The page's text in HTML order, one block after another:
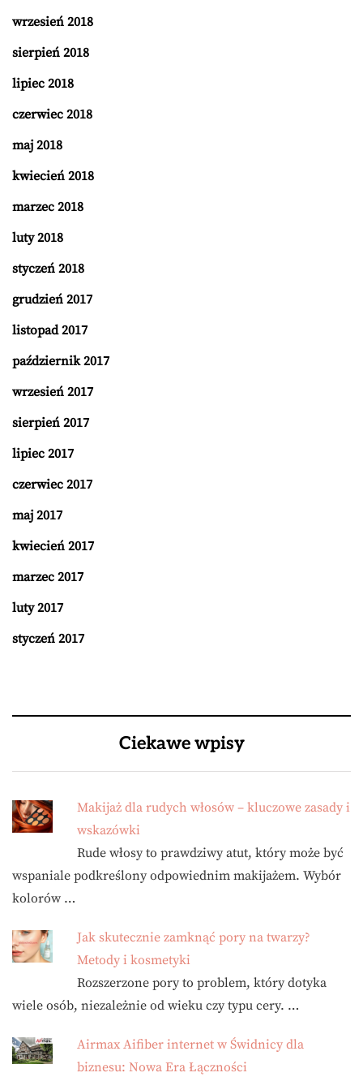
wrzesień 2018
sierpień 2018
lipiec 2018
czerwiec 2018
maj 2018
kwiecień 2018
marzec 2018
luty 2018
styczeń 2018
grudzień 2017
listopad 2017
październik 2017
wrzesień 2017
sierpień 2017
lipiec 2017
czerwiec 2017
maj 2017
kwiecień 2017
marzec 2017
luty 2017
styczeń 2017
Ciekawe wpisy
Makijaż dla rudych włosów – kluczowe zasady i
wskazówki
Rude włosy to prawdziwy atut, który może być
wspaniale podkreślony odpowiednim makijażem. Wybór
kolorów …
Jak skutecznie zamknąć pory na twarzy?
Metody i kosmetyki
Rozszerzone pory to problem, który dotyka
wiele osób, niezależnie od wieku czy typu cery. …
Airmax Aifiber internet w Świdnicy dla
biznesu: Nowa Era Łączności